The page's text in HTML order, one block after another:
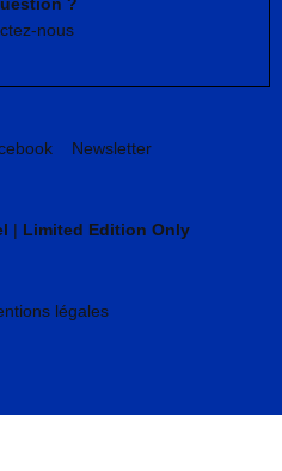
nous
Newsletter
| Limited Edition Only
légales